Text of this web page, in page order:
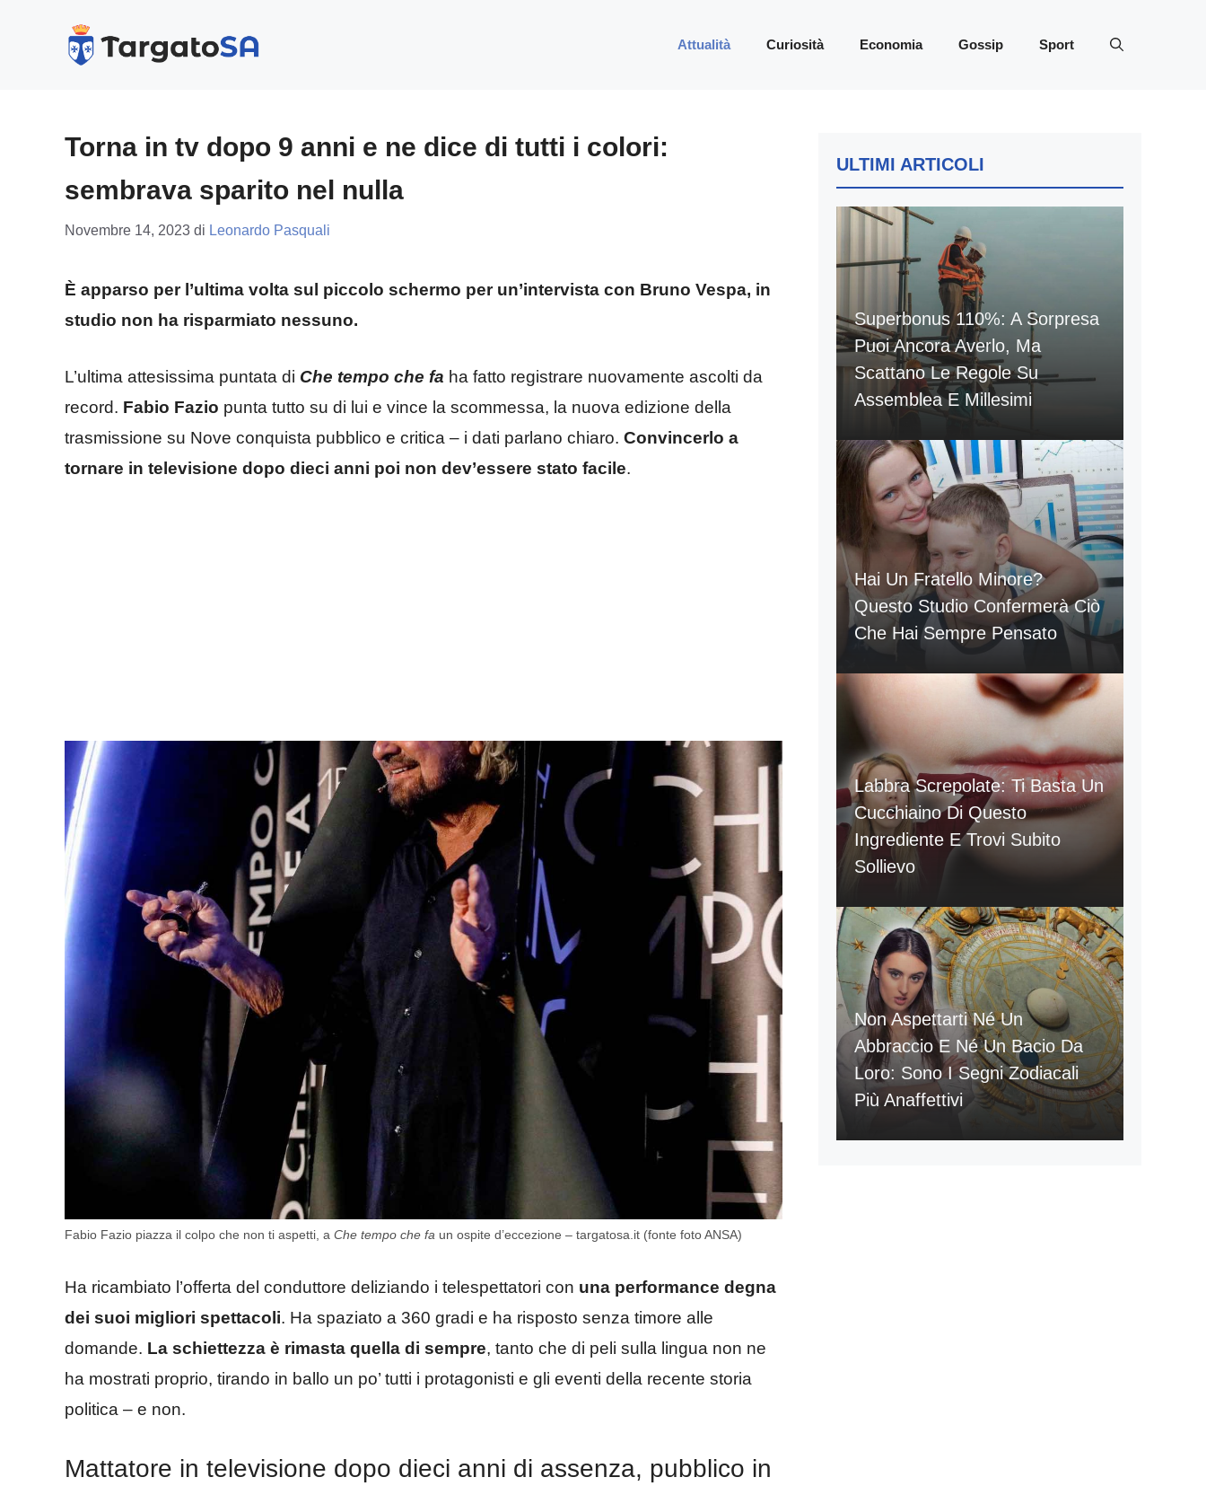
Attualità Curiosità Economia Gossip Sport
Torna in tv dopo 9 anni e ne dice di tutti i colori:
sembrava sparito nel nulla
Novembre 14, 2023 di Leonardo Pasquali
È apparso per l’ultima volta sul piccolo schermo per un’intervista con Bruno Vespa, in
studio non ha risparmiato nessuno.
L’ultima attesissima puntata di Che tempo che fa ha fatto registrare nuovamente ascolti da
record. Fabio Fazio punta tutto su di lui e vince la scommessa, la nuova edizione della
trasmissione su Nove conquista pubblico e critica – i dati parlano chiaro. Convincerlo a
tornare in televisione dopo dieci anni poi non dev’essere stato facile.
Fabio Fazio piazza il colpo che non ti aspetti, a Che tempo che fa un ospite d’eccezione – targatosa.it (fonte foto ANSA)
Ha ricambiato l’offerta del conduttore deliziando i telespettatori con una performance degna
dei suoi migliori spettacoli. Ha spaziato a 360 gradi e ha risposto senza timore alle
domande. La schiettezza è rimasta quella di sempre, tanto che di peli sulla lingua non ne
ha mostrati proprio, tirando in ballo un po’ tutti i protagonisti e gli eventi della recente storia
politica – e non.
Mattatore in televisione dopo dieci anni di assenza, pubblico in
ULTIMI ARTICOLI
Superbonus 110%: A Sorpresa
Puoi Ancora Averlo, Ma
Scattano Le Regole Su
Assemblea E Millesimi
Hai Un Fratello Minore?
Questo Studio Confermerà Ciò
Che Hai Sempre Pensato
Labbra Screpolate: Ti Basta Un
Cucchiaino Di Questo
Ingrediente E Trovi Subito
Sollievo
Non Aspettarti Né Un
Abbraccio E Né Un Bacio Da
Loro: Sono I Segni Zodiacali
Più Anaffettivi